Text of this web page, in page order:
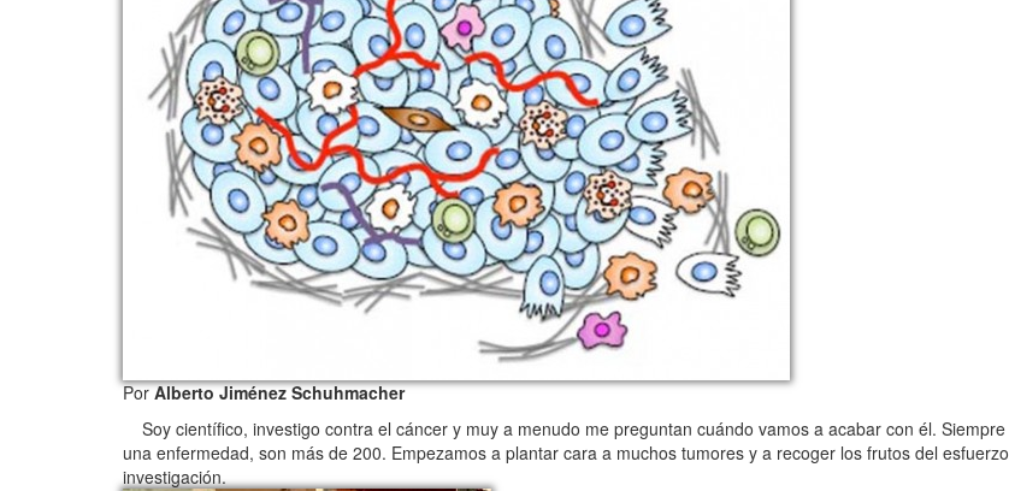
PorAlberto Jiménez Schuhmacher
Soy científico, investigo contra el cáncer y muy a menudo me preguntan cuándo vamos a acabar con él.
una enfermedad, son más de 200. Empezamos a plantar cara a muchos tumores y a recoger los frutos del
investigación.